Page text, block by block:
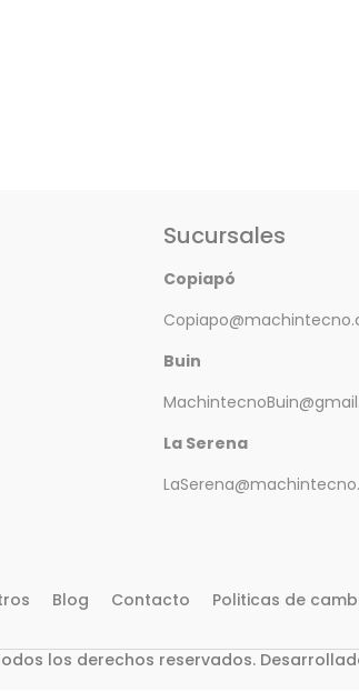
Sucursales
Copiapó
Buin
La Serena
Blog Contacto Politicas de
los derechos reservados.